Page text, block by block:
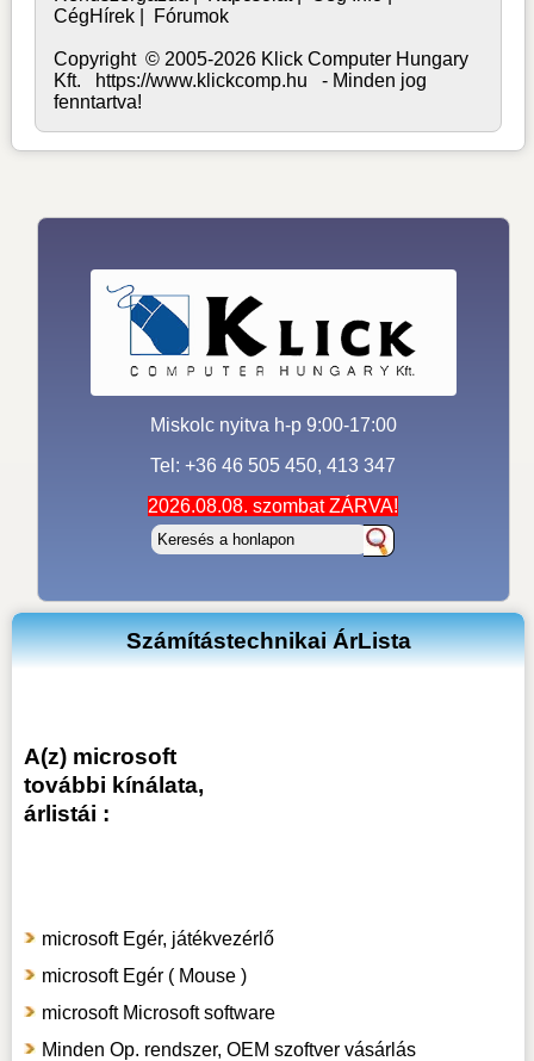
CégHírek
Fórumok
Copyright © 2005-2026 Klick Computer Hungary
Kft. https://www.klickcomp.hu - Minden jog
fenntartva!
Miskolc nyitva h-p 9:00-17:00
Tel: +36 46 505 450, 413 347
2026.08.08. szombat ZÁRVA!
Számítástechnikai ÁrLista
A(z) microsoft
további kínálata,
árlistái :
microsoft Egér, játékvezérlő
microsoft Egér ( Mouse )
microsoft Microsoft software
Minden Op. rendszer, OEM szoftver vásárlás